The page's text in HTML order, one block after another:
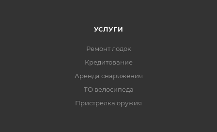
УСЛУГИ
Ремонт лодок
Кредитование
Аренда снаряжения
ТО велосипеда
Пристрелка оружия